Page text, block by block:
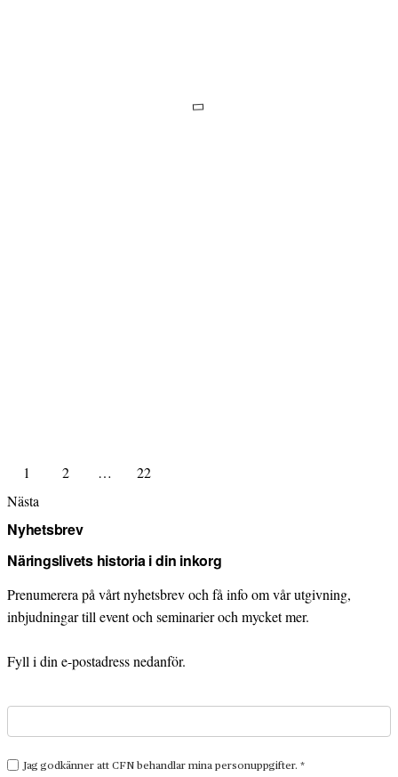
1 2 …
22
Nästa
Nyhetsbrev
Näringslivets historia i din inkorg
Prenumerera på vårt nyhetsbrev och få info om vår utgivning,
inbjudningar till event och seminarier och mycket mer.
Fyll i din e-postadress nedanför.